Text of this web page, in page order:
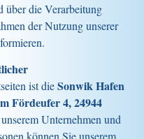
über die Verarbeitung
der Nutzung unserer
ist dieSonwik Hafen
Fördeufer 4, 24944
Unternehmen und
können Sie unserem